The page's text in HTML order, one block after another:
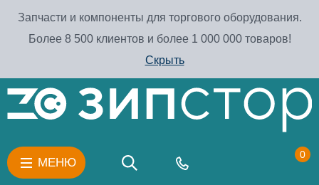
Запчасти и компоненты для торгового оборудования.
Более 8 500 клиентов и более 1 000 000 товаров!
Скрыть
МЕНЮ
0